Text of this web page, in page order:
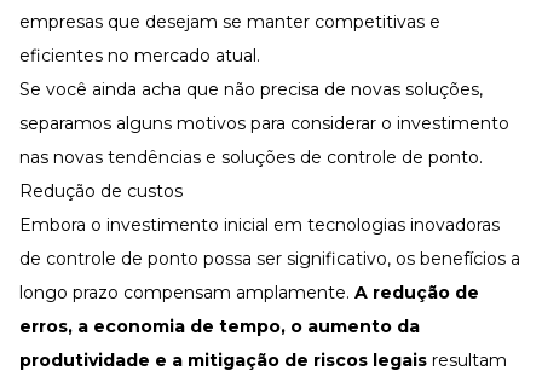
empresas que desejam se manter competitivas e
eficientes no mercado atual.
Se você ainda acha que não precisa de novas soluções,
separamos alguns motivos para considerar o investimento
nas novas tendências e soluções de controle de ponto.
Redução de custos
Embora o investimento inicial em tecnologias inovadoras
de controle de ponto possa ser significativo, os benefícios a
longo prazo compensam amplamente. A redução de
erros, a economia de tempo, o aumento da
produtividade e a mitigação de riscos legais resultam